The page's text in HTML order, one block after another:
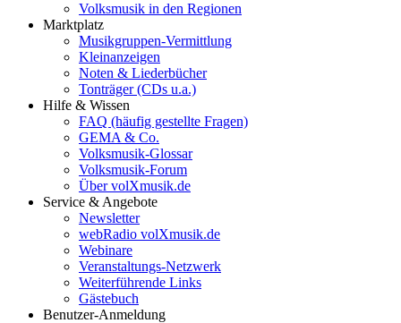
Volksmusik in den Regionen
Marktplatz
Musikgruppen-Vermittlung
Kleinanzeigen
Noten & Liederbücher
Tonträger (CDs u.a.)
Hilfe & Wissen
FAQ (häufig gestellte Fragen)
GEMA & Co.
Volksmusik-Glossar
Volksmusik-Forum
Über volXmusik.de
Service & Angebote
Newsletter
webRadio volXmusik.de
Webinare
Veranstaltungs-Netzwerk
Weiterführende Links
Gästebuch
Benutzer-Anmeldung